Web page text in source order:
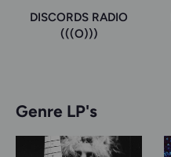
DISCORDS RADIO
(((O)))
Genre LP's